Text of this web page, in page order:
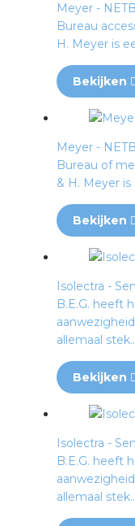
Meyer -
Bureau
H. Meyer is
Bekijken
Meyer -
Bureau of
& H. Meyer
Bekijken
Isolectra -
B.E.G. heeft
allemaal
Bekijken
Isolectra -
B.E.G. heeft
allemaal